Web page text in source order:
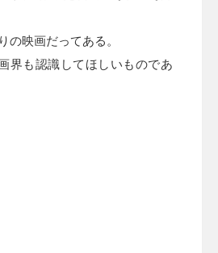
映画だってある。
界も認識してほしいものであ